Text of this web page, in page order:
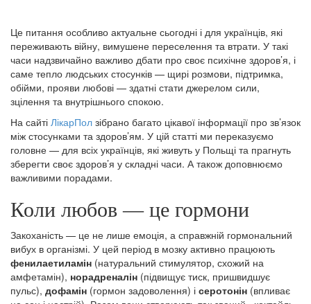
Це питання особливо актуальне сьогодні і для українців, які
переживають війну, вимушене переселення та втрати. У такі
часи надзвичайно важливо дбати про своє психічне здоров’я, і
саме тепло людських стосунків — щирі розмови, підтримка,
обійми, прояви любові — здатні стати джерелом сили,
зцілення та внутрішнього спокою.
На сайті ЛікарПол зібрано багато цікавої інформації про зв’язок
між стосунками та здоров’ям. У цій статті ми переказуємо
головне — для всіх українців, які живуть у Польщі та прагнуть
зберегти своє здоров’я у складні часи. А також доповнюємо
важливими порадами.
Коли любов — це гормони
Закоханість — це не лише емоція, а справжній гормональний
вибух в організмі. У цей період в мозку активно працюють
фенилаетиламін (натуральний стимулятор, схожий на
амфетамін), норадреналін (підвищує тиск, пришвидшує
пульс), дофамін (гормон задоволення) і серотонін (впливає